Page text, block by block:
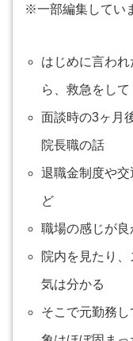
※一部編集してい
はじめに言わ
ら、救急をし
面談時の3ヶ月
院長職の話
退職金制度や
ど
職場の感じが良
院内を見たり
気は分かる
そこで元勤務